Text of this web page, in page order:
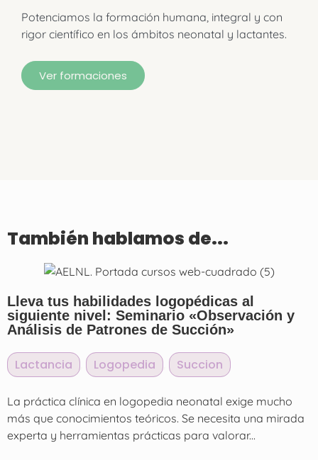
Potenciamos la formación humana, integral y con
rigor científico en los ámbitos neonatal y lactantes.
Ver formaciones
También hablamos de...
Lleva tus habilidades logopédicas al
siguiente nivel: Seminario «Observación y
Análisis de Patrones de Succión»
Lactancia Logopedia Succion
La práctica clínica en logopedia neonatal exige mucho
más que conocimientos teóricos. Se necesita una mirada
experta y herramientas prácticas para valorar...